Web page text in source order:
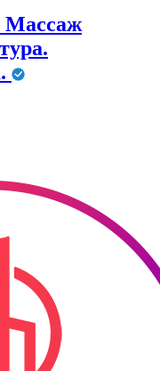
Массаж